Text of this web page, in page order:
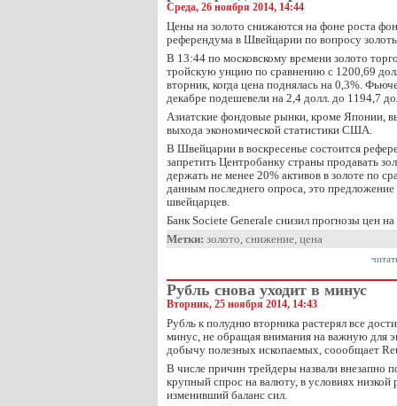
Среда, 26 ноября 2014, 14:44
Цены на золото снижаются на фоне роста
референдума в Швейцарии по вопросу
В 13:44 по московскому времени золото
тройскую унцию по сравнению с 1200,69
вторник, когда цена поднялась на 0,3%.
декабре подешевели на 2,4 долл. до 1194,7
Азиатские фондовые рынки, кроме Японии,
выхода экономической статистики США.
В Швейцарии в воскресенье состоится
запретить Центробанку страны продавать
держать не менее 20% активов в золоте по
данным последнего опроса, это
швейцарцев.
Банк Societe Generale снизил прогнозы цен
Метки: золото, снижение, цена
Рубль снова уходит в минус
Вторник, 25 ноября 2014, 14:43
Рубль к полудню вторника растерял все
минус, не обращая внимания на важную для
добычу полезных ископаемых, соообщает
В числе причин трейдеры назвали внезапно
крупный спрос на валюту, в условиях
изменивший баланс сил.